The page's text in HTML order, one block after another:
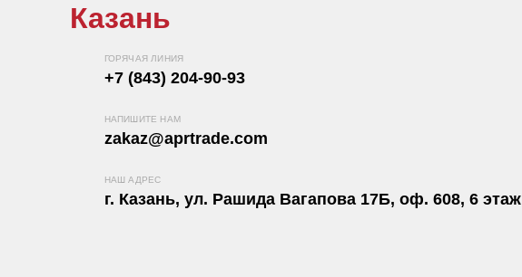
Казань
ГОРЯЧАЯ ЛИНИЯ
+7 (843) 204-90-93
НАПИШИТЕ НАМ
zakaz@aprtrade.com
НАШ АДРЕС
г. Казань, ул. Рашида Вагапова 17Б, оф. 608, 6 этаж